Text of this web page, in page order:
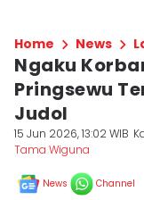
Home News
Ngaku
Pringsewu
Judol
15 Jun 2026, 13:02 WIB
Tama Wiguna
News Channel